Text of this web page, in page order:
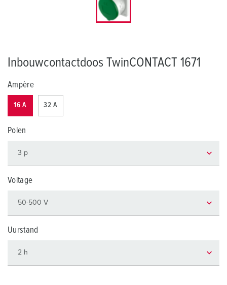
Inbouwcontactdoos TwinCONTACT 1671
Ampère
16 A 32 A
Polen
Voltage
Uurstand